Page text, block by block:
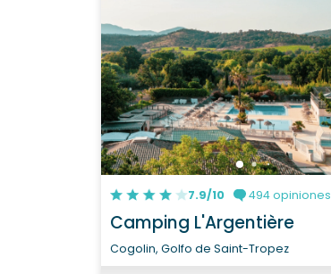
7.9/10 494 opiniones
Camping L'Argentière
Cogolin, Golfo de Saint-Tropez